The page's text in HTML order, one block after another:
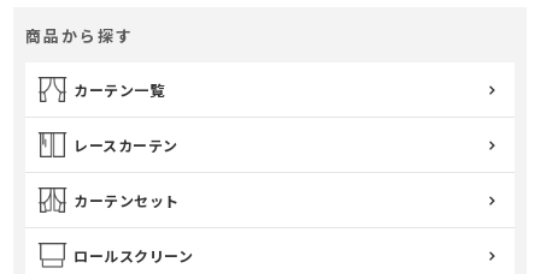
商品から探す
カーテン一覧
レースカーテン
カーテンセット
ロールスクリーン